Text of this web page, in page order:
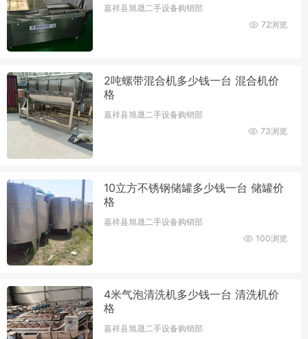
嘉祥县旭晟二手设备购销部
72浏览
2吨螺带混合机多少钱一台 混合机价
格
嘉祥县旭晟二手设备购销部
73浏览
10立方不锈钢储罐多少钱一台 储罐价
格
嘉祥县旭晟二手设备购销部
100浏览
4米气泡清洗机多少钱一台 清洗机价
格
嘉祥县旭晟二手设备购销部